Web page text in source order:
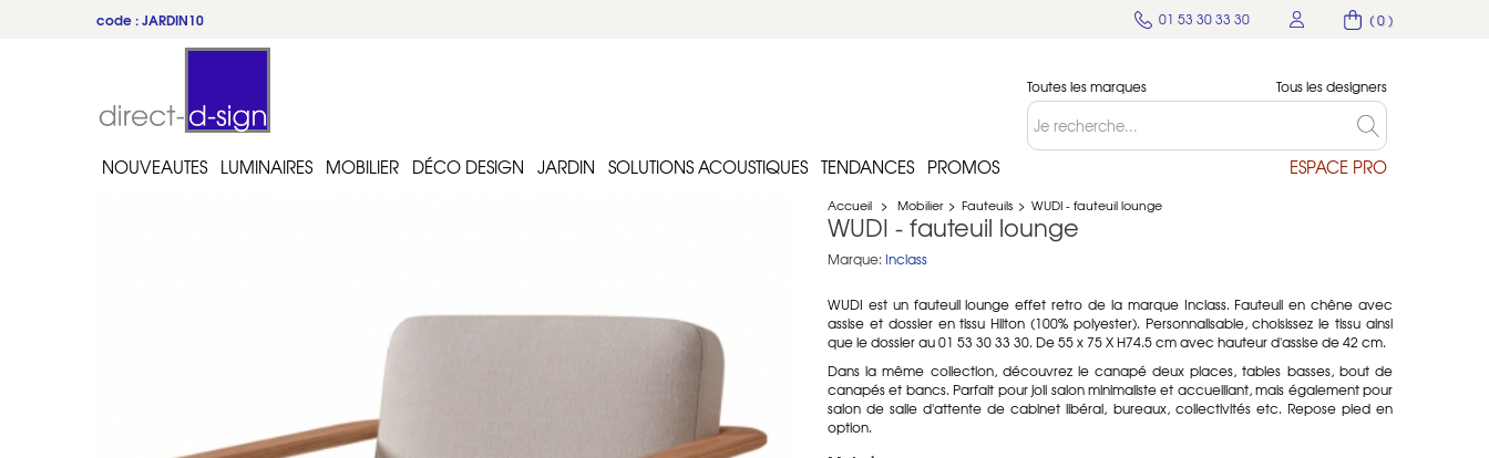
( 0 )
01 53 30 33 30
code : JARDIN10
du 22 au 31 juillet
Toutes les marques Tous les designers
NOUVEAUTES LUMINAIRES MOBILIER DÉCO DESIGN JARDIN SOLUTIONS ACOUSTIQUES TENDANCES PROMOS ESPACE PRO
Accueil > Mobilier > Fauteuils > WUDI - fauteuil lounge
WUDI - fauteuil lounge
Marque: Inclass
WUDI est un fauteuil lounge effet retro de la marque Inclass. Fauteuil en chêne avec
assise et dossier en tissu Hilton (100% polyester). Personnalisable, choisissez le tissu ainsi
que le dossier au 01 53 30 33 30. De 55 x 75 X H74.5 cm avec hauteur d'assise de 42 cm.
Dans la même collection, découvrez le canapé deux places, tables basses, bout de
canapés et bancs. Parfait pour joli salon minimaliste et accueillant, mais également pour
salon de salle d'attente de cabinet libéral, bureaux, collectivités etc. Repose pied en
option.